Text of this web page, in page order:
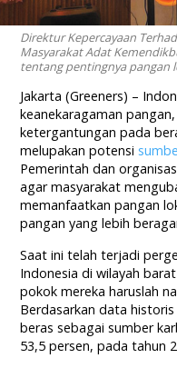
Direktur Kepercayaan
Masyarakat Adat
tentang pentingnya pangan
Jakarta (Greeners) –
keanekaragaman
ketergantungan pada
melupakan potensi
Pemerintah dan
agar masyarakat
memanfaatkan pangan
pangan yang lebih
Saat ini telah terjadi
Indonesia di wilayah
pokok mereka haruslah
Berdasarkan data
beras sebagai sumber
53,5 persen, pada tahun